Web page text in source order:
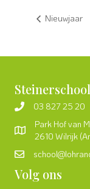
Nieuwjaar
03 827 25 20
Park Hof van
2610 Wilrijk
Volg ons